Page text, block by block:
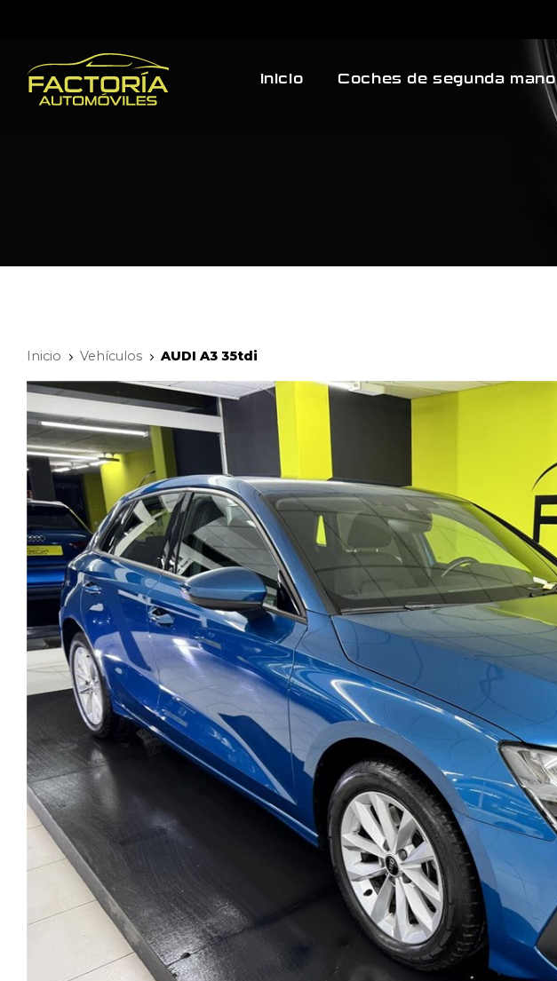
Inicio Coches de segunda mano
Inicio Vehículos AUDI A3 35tdi